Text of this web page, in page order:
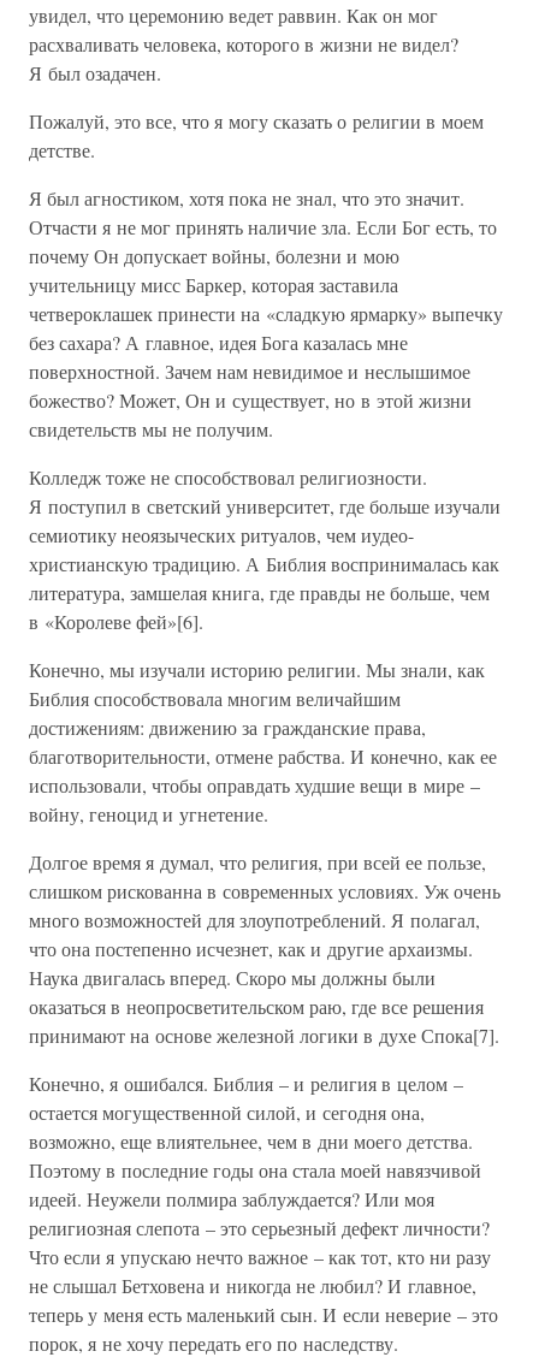
увидел, что церемонию ведет раввин. Как он мог
расхваливать человека, которого в жизни не видел?
Я был озадачен.
Пожалуй, это все, что я могу сказать о религии в моем
детстве.
Я был агностиком, хотя пока не знал, что это значит.
Отчасти я не мог принять наличие зла. Если Бог есть, то
почему Он допускает войны, болезни и мою
учительницу мисс Баркер, которая заставила
четвероклашек принести на «сладкую ярмарку» выпечку
без сахара? А главное, идея Бога казалась мне
поверхностной. Зачем нам невидимое и неслышимое
божество? Может, Он и существует, но в этой жизни
свидетельств мы не получим.
Колледж тоже не способствовал религиозности.
Я поступил в светский университет, где больше изучали
семиотику неоязыческих ритуалов, чем иудео-
христианскую традицию. А Библия воспринималась как
литература, замшелая книга, где правды не больше, чем
в «Королеве фей»[6].
Конечно, мы изучали историю религии. Мы знали, как
Библия способствовала многим величайшим
достижениям: движению за гражданские права,
благотворительности, отмене рабства. И конечно, как ее
использовали, чтобы оправдать худшие вещи в мире –
войну, геноцид и угнетение.
Долгое время я думал, что религия, при всей ее пользе,
слишком рискованна в современных условиях. Уж очень
много возможностей для злоупотреблений. Я полагал,
что она постепенно исчезнет, как и другие архаизмы.
Наука двигалась вперед. Скоро мы должны были
оказаться в неопросветительском раю, где все решения
принимают на основе железной логики в духе Спока[7].
Конечно, я ошибался. Библия – и религия в целом –
остается могущественной силой, и сегодня она,
возможно, еще влиятельнее, чем в дни моего детства.
Поэтому в последние годы она стала моей навязчивой
идеей. Неужели полмира заблуждается? Или моя
религиозная слепота – это серьезный дефект личности?
Что если я упускаю нечто важное – как тот, кто ни разу
не слышал Бетховена и никогда не любил? И главное,
теперь у меня есть маленький сын. И если неверие – это
порок, я не хочу передать его по наследству.